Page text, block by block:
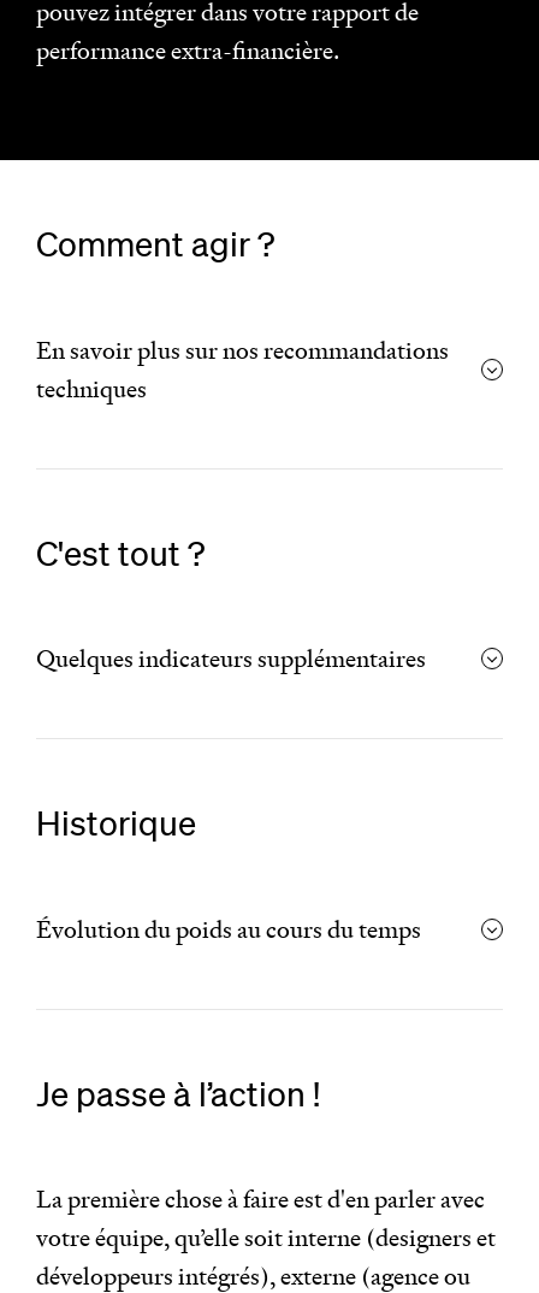
pouvez intégrer dans votre rapport de
performance extra-financière.
Comment agir ?
En savoir plus sur nos recommandations
techniques
C'est tout ?
Quelques indicateurs supplémentaires
Historique
Évolution du poids au cours du temps
Je passe à l’action !
La première chose à faire est d'en parler avec
votre équipe, qu’elle soit interne (designers et
développeurs intégrés), externe (agence ou